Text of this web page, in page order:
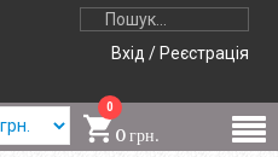
Вхід / Реєстрація
0
0 грн.